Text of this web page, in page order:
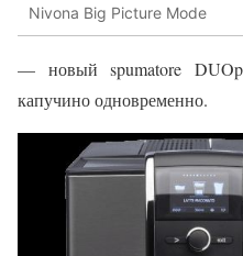
Nivona Big Picture Mode
— новый spumatore
капучино одновременно.